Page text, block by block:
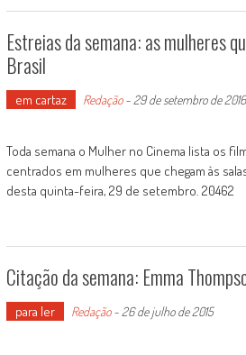
Estreias da semana: as mulheres
Brasil
em cartaz Redação- 29 de setembro de 2016
Toda semana o Mulher no Cinema lista os
centrados em mulheres que chegam às
desta quinta-feira, 29 de setembro. 20462
Citação da semana: Emma
para ler Redação- 26 de julho de 2015